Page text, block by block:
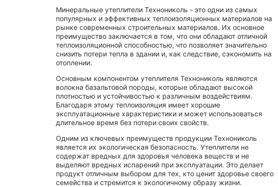
160
165
170
175
180
190
20
22
25
27
28
30
34
Минеральные утеплители Технониколь - это одни из самых
популярных и эффективных теплоизоляционных материалов на
рынке современных строительных материалов. Их основное
преимущество заключается в том, что они обладают отличной
теплоизоляционной способностью, что позволяет значительно
снизить потери тепла в здании и, как следствие, сэкономить на
отоплении.
Основным компонентом утеплителя Технониколь являются
волокна базальтовой породы, которые обладают высокой
плотностью и устойчивостью к различным воздействиям.
Благодаря этому теплоизоляция имеет хорошие
эксплуатационные характеристики и может использоваться
длительное время без потери своих свойств.
Одним из ключевых преимуществ продукции Технониколь
является их экологическая безопасность. Утеплители не
содержат вредных для здоровья человека веществ и не
выделяют вредных испарений при эксплуатации. Это делает
продукт отличным выбором для тех, кто ценит здоровье своего
семейства и стремится к экологичному образу жизни.